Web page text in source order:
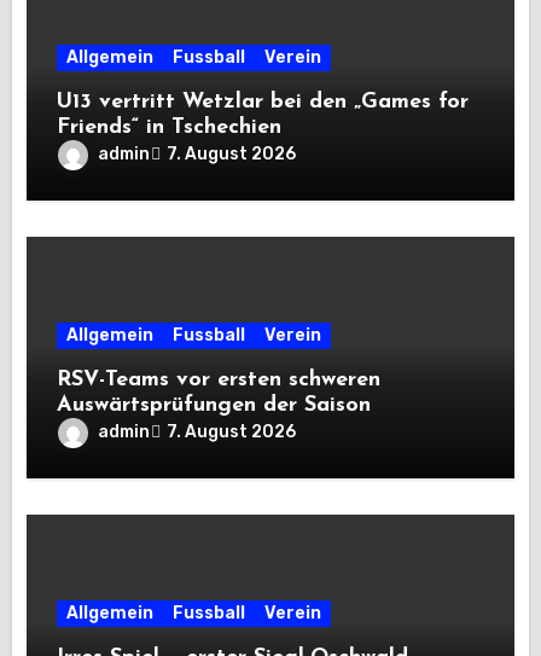
Allgemein Fussball Verein
U13 vertritt Wetzlar bei den „Games for
Friends“ in Tschechien
admin 7. August 2026
Allgemein Fussball Verein
RSV-Teams vor ersten schweren
Auswärtsprüfungen der Saison
admin 7. August 2026
Allgemein Fussball Verein